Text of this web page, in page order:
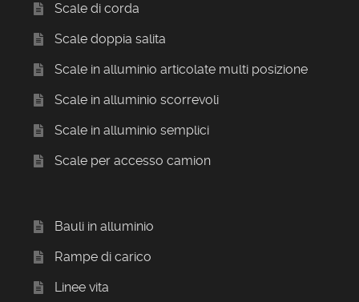
Scale di corda
Scale doppia salita
Scale in alluminio articolate multi posizione
Scale in alluminio scorrevoli
Scale in alluminio semplici
Scale per accesso camion
Bauli in alluminio
Rampe di carico
Linee vita